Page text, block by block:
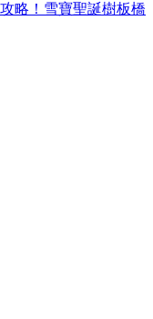
略！雪寶聖誕樹板橋